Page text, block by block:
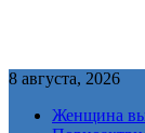
8 августа, 2026
Женщина